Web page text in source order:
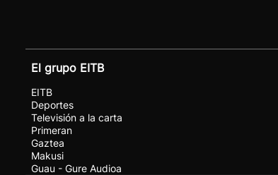
El grupo EITB
EITB
Deportes
Televisión a la carta
Primeran
Gaztea
Makusi
Guau - Gure Audioa